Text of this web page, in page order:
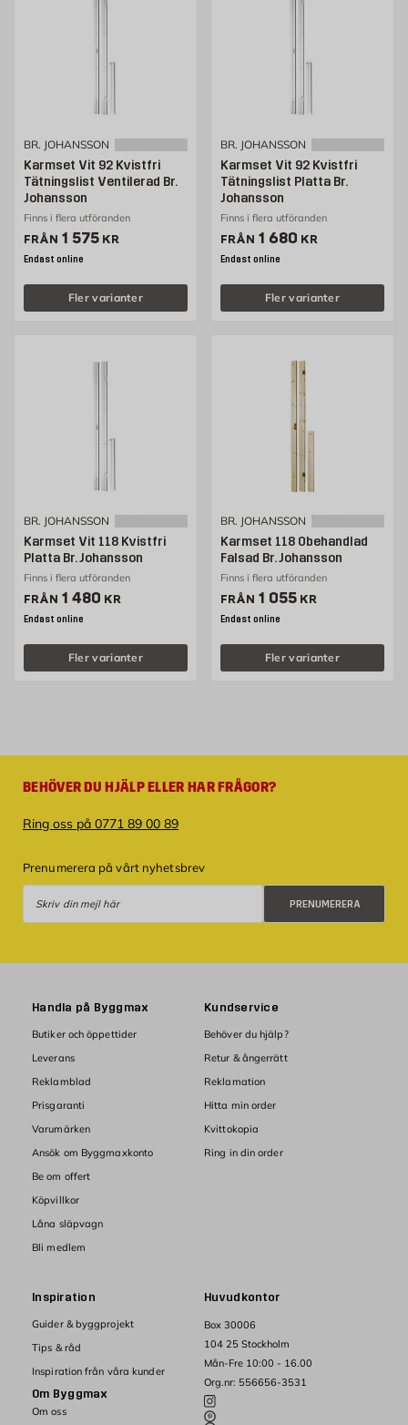
BR. JOHANSSON
Karmset Vit 92 Kvistfri
Tätningslist Ventilerad Br.
Johansson
Finns i flera utföranden
FRÅN Pris 1575 kr
1 575 KR
Endast online
Fler varianter
BR. JOHANSSON
Karmset Vit 92 Kvistfri
Tätningslist Platta Br.
Johansson
Finns i flera utföranden
FRÅN Pris 1680 kr
1 680 KR
Endast online
Fler varianter
BR. JOHANSSON
Karmset Vit 118 Kvistfri
Platta Br. Johansson
Finns i flera utföranden
FRÅN Pris 1480 kr
1 480 KR
Endast online
Fler varianter
BR. JOHANSSON
Karmset 118 Obehandlad
Falsad Br. Johansson
Finns i flera utföranden
FRÅN Pris 1055 kr
1 055 KR
Endast online
Fler varianter
BEHÖVER DU HJÄLP ELLER HAR FRÅGOR?
Ring oss på 0771 89 00 89
Prenumerera på vårt nyhetsbrev
PRENUMERERA
Huvudkontor
Box 30006
104 25 Stockholm
Mån-Fre 10:00 - 16.00
Org.nr: 556656-3531
Handla på Byggmax
Butiker och öppettider
Leverans
Reklamblad
Prisgaranti
Varumärken
Ansök om Byggmaxkonto
Be om offert
Köpvillkor
Låna släpvagn
Bli medlem
Kundservice
Behöver du hjälp?
Retur & ångerrätt
Reklamation
Hitta min order
Kvittokopia
Ring in din order
Inspiration
Guider & byggprojekt
Tips & råd
Inspiration från våra kunder
Om Byggmax
Om oss